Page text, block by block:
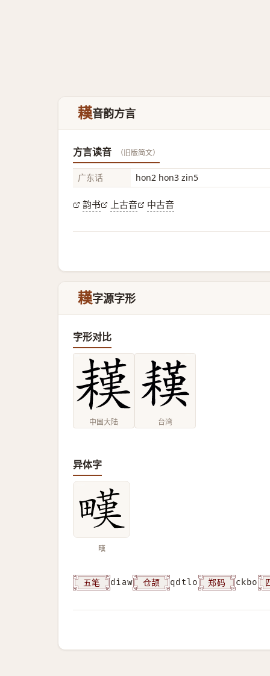
䎯音韵方言
方言读音 （旧版简文）
广东话 hon2 hon3 zin5
韵书 上古音 中古音
䎯字源字形
字形对比
中国大陆 台湾
异体字
𤳉
五笔 diaw 仓颉 qdtlo 郑码 ckbo